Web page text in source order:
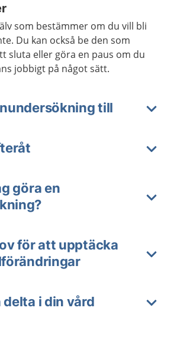
som bestämmer om du vill bli
Du kan också be den som
sluta eller göra en paus om du
jobbigt på något sätt.
till
göra en
för att upptäcka
delta i din vård